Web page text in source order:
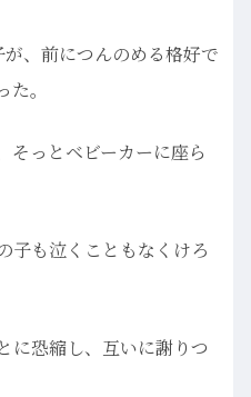
、前につんのめる格好で
。
そっとベビーカーに座ら
子も泣くこともなくけろ
に恐縮し、互いに謝りつ